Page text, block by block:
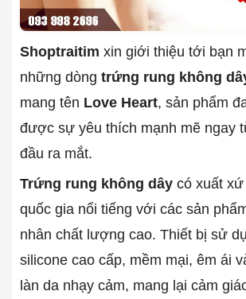
Shoptraitim xin giới thiệu tới bạn
những dòng trứng rung không
mang tên Love Heart, sản phẩm
được sự yêu thích mạnh mẽ ngay
đầu ra mắt.
Trứng rung không dây có xuất
quốc gia nổi tiếng với các sản
nhân chất lượng cao. Thiết bị sử
silicone cao cấp, mềm mại, êm ái
làn da nhạy cảm, mang lại cảm